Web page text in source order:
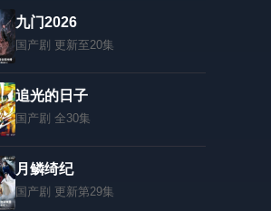
九门2026
国产剧 更新至20集
追光的日子
国产剧 全30集
月鳞绮纪
国产剧 更新第29集